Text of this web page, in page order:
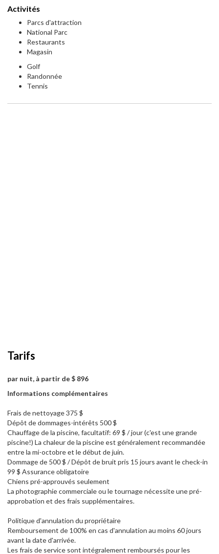
Activités
Parcs d'attraction
National Parc
Restaurants
Magasin
Golf
Randonnée
Tennis
Tarifs
par nuit, à partir de $ 896
Informations complémentaires
Frais de nettoyage 375 $
Dépôt de dommages-intérêts 500 $
Chauffage de la piscine, facultatif: 69 $ / jour (c'est une grande
piscine!) La chaleur de la piscine est généralement recommandée
entre la mi-octobre et le début de juin.
Dommage de 500 $ / Dépôt de bruit pris 15 jours avant le check-in
99 $ Assurance obligatoire
Chiens pré-approuvés seulement
La photographie commerciale ou le tournage nécessite une pré-
approbation et des frais supplémentaires.
Politique d'annulation du propriétaire
Remboursement de 100% en cas d'annulation au moins 60 jours
avant la date d'arrivée.
Les frais de service sont intégralement remboursés pour les